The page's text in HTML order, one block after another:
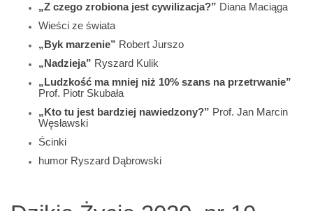
„Z czego zrobiona jest cywilizacja?” Diana Maciąga
Wieści ze świata
„Byk marzenie” Robert Jurszo
„Nadzieja” Ryszard Kulik
„Ludzkość ma mniej niż 10% szans na przetrwanie”
Prof. Piotr Skubała
„Kto tu jest bardziej nawiedzony?” Prof. Jan Marcin
Węsławski
Ścinki
humor Ryszard Dąbrowski